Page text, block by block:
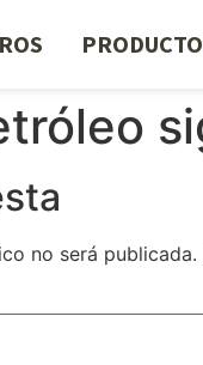
no será publicada.